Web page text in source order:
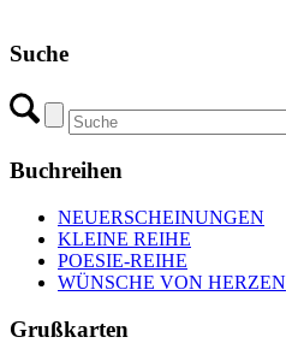
Suche
Buchreihen
NEUERSCHEINUNGEN
KLEINE REIHE
POESIE-REIHE
WÜNSCHE VON HERZEN
Grußkarten